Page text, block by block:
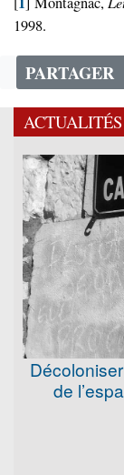
1998.
PARTAGER
ACTUALITÉS
de